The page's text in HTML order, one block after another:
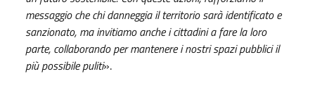
messaggio che chi danneggia il territorio sarà identificato e
sanzionato, ma invitiamo anche i cittadini a fare la loro
parte, collaborando per mantenere i nostri spazi pubblici il
più possibile puliti».